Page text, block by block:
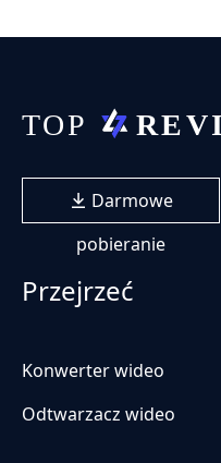
Darmowe
pobieranie
Przejrzeć
Konwerter wideo
Odtwarzacz wideo